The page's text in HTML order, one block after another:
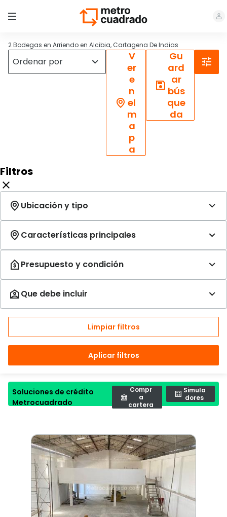
2 Bodegas en Arriendo en Alcibia, Cartagena De Indias
V
er
e
n
el
m
a
p
a
Gu
ard
ar
bús
que
da
Filtros
Limpiar filtros
Aplicar filtros
Soluciones de crédito
Metrocuadrado
Compr
a
cartera
Simula
dores